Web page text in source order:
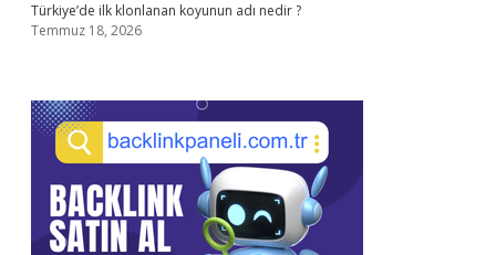
Türkiye’de ilk klonlanan koyunun adı nedir ?
Temmuz 18, 2026